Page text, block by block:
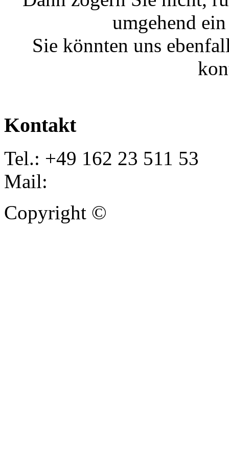
umgehend
Sie könnten uns
Kontakt
Tel.: +49 162 23 511 53
Mail:
Copyright ©